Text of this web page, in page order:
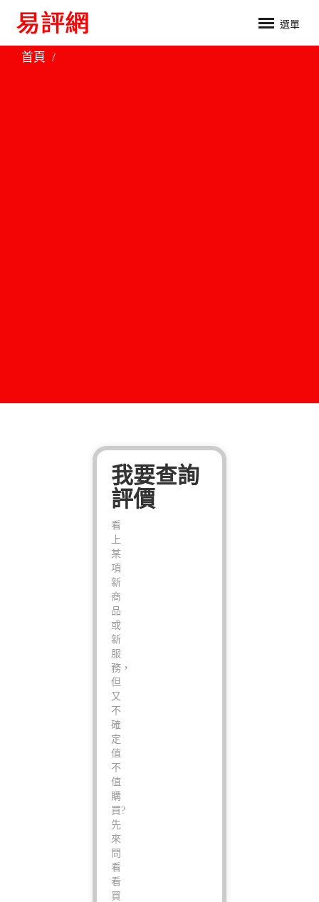
選單
首頁
我要查詢
評價
看
上
某
項
新
商
品
或
新
服
務，
但
又
不
確
定
值
不
值
購
買?
先
來
問
看
看
買